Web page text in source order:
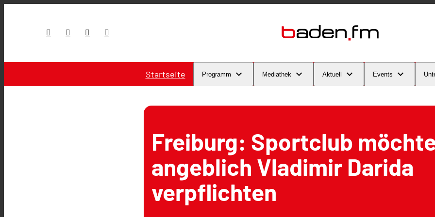
Startseite Programm Mediathek Aktuell Events
Freiburg: Sportclub
angeblich Vladimir Darida
verpflichten